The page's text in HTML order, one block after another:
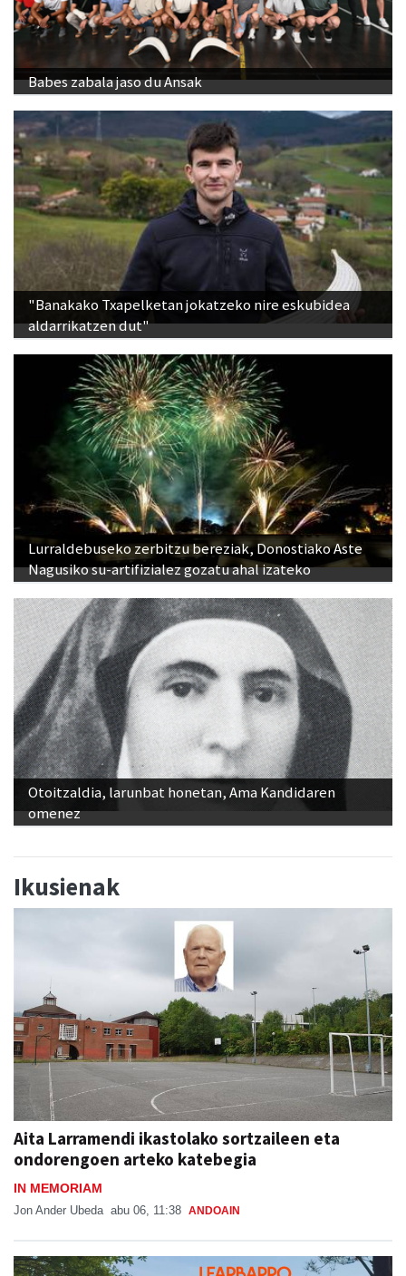
Babes zabala jaso du Ansak
"Banakako Txapelketan jokatzeko nire eskubidea
aldarrikatzen dut"
Lurraldebuseko zerbitzu bereziak, Donostiako Aste
Nagusiko su-artifizialez gozatu ahal izateko
Otoitzaldia, larunbat honetan, Ama Kandidaren
omenez
Ikusienak
Aita Larramendi ikastolako sortzaileen eta
ondorengoen arteko katebegia
IN MEMORIAM
Jon Ander Ubeda abu 06, 11:38 ANDOAIN